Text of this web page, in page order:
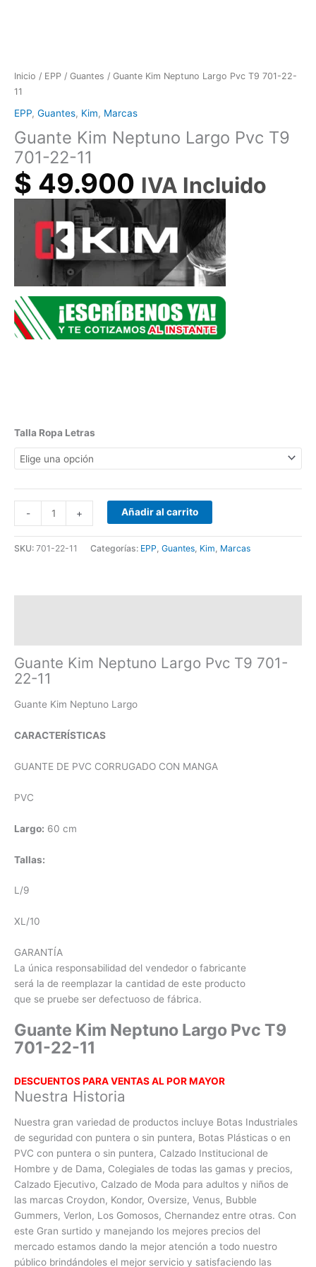
Inicio / EPP / Guantes / Guante Kim Neptuno Largo Pvc T9 701-22-
11
EPP, Guantes, Kim, Marcas
Guante Kim Neptuno Largo Pvc T9
701-22-11
$ 49.900 IVA Incluido
Talla Ropa Letras
- + Añadir al carrito
SKU: 701-22-11 Categorías: EPP, Guantes, Kim, Marcas
Guante Kim Neptuno Largo Pvc T9 701-
22-11
Guante Kim Neptuno Largo
CARACTERÍSTICAS
GUANTE DE PVC CORRUGADO CON MANGA
PVC
Largo: 60 cm
Tallas:
L/9
XL/10
GARANTÍA
La única responsabilidad del vendedor o fabricante
será la de reemplazar la cantidad de este producto
que se pruebe ser defectuoso de fábrica.
Guante Kim Neptuno Largo Pvc T9
701-22-11
DESCUENTOS PARA VENTAS AL POR MAYOR
Nuestra Historia
Nuestra gran variedad de productos incluye Botas Industriales
de seguridad con puntera o sin puntera, Botas Plásticas o en
PVC con puntera o sin puntera, Calzado Institucional de
Hombre y de Dama, Colegiales de todas las gamas y precios,
Calzado Ejecutivo, Calzado de Moda para adultos y niños de
las marcas Croydon, Kondor, Oversize, Venus, Bubble
Gummers, Verlon, Los Gomosos, Chernandez entre otras. Con
este Gran surtido y manejando los mejores precios del
mercado estamos dando la mejor atención a todo nuestro
público brindándoles el mejor servicio y satisfaciendo las